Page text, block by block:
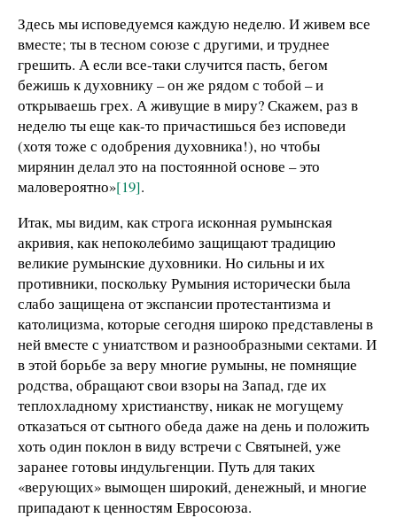
Здесь мы исповедуемся каждую неделю. И живем все
вместе; ты в тесном союзе с другими, и труднее
грешить. А если все-таки случится пасть, бегом
бежишь к духовнику – он же рядом с тобой – и
открываешь грех. А живущие в миру? Скажем, раз в
неделю ты еще как-то причастишься без исповеди
(хотя тоже с одобрения духовника!), но чтобы
мирянин делал это на постоянной основе – это
маловероятно»[19].
Итак, мы видим, как строга исконная румынская
акривия, как непоколебимо защищают традицию
великие румынские духовники. Но сильны и их
противники, поскольку Румыния исторически была
слабо защищена от экспансии протестантизма и
католицизма, которые сегодня широко представлены в
ней вместе с униатством и разнообразными сектами. И
в этой борьбе за веру многие румыны, не помнящие
родства, обращают свои взоры на Запад, где их
теплохладному христианству, никак не могущему
отказаться от сытного обеда даже на день и положить
хоть один поклон в виду встречи с Святыней, уже
заранее готовы индульгенции. Путь для таких
«верующих» вымощен широкий, денежный, и многие
припадают к ценностям Евросоюза.